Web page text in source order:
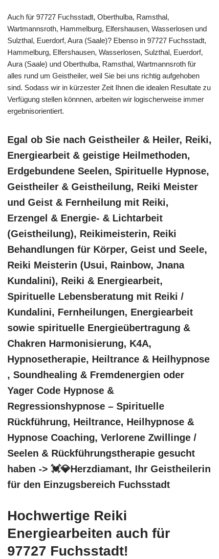
Auch für 97727 Fuchsstadt, Oberthulba, Ramsthal,
Wartmannsroth, Hammelburg, Elfershausen, Wasserlosen und
Sulzthal, Euerdorf, Aura (Saale)? Ebenso in 97727 Fuchsstadt,
Hammelburg, Elfershausen, Wasserlosen, Sulzthal, Euerdorf,
Aura (Saale) und Oberthulba, Ramsthal, Wartmannsroth für
alles rund um Geistheiler, weil Sie bei uns richtig aufgehoben
sind. Sodass wir in kürzester Zeit Ihnen die idealen Resultate zu
Verfügung stellen könnnen, arbeiten wir logischerweise immer
ergebnisorientiert.
Egal ob Sie nach Geistheiler & Heiler, Reiki,
Energiearbeit & geistige Heilmethoden,
Erdgebundene Seelen, Spirituelle Hypnose,
Geistheiler & Geistheilung, Reiki Meister
und Geist & Fernheilung mit Reiki,
Erzengel & Energie- & Lichtarbeit
(Geistheilung), Reikimeisterin, Reiki
Behandlungen für Körper, Geist und Seele,
Reiki Meisterin (Usui, Rainbow, Jnana
Kundalini), Reiki & Energiearbeit,
Spirituelle Lebensberatung mit Reiki /
Kundalini, Fernheilungen, Energiearbeit
sowie spirituelle Energieübertragung &
Chakren Harmonisierung, K4A,
Hypnosetherapie, Heiltrance & Heilhypnose
, Soundhealing & Fremdenergien oder
Yager Code Hypnose &
Regressionshypnose – Spirituelle
Rückführung, Heiltrance, Heilhypnose &
Hypnose Coaching, Verlorene Zwillinge /
Seelen & Rückführungstherapie gesucht
haben -> 💓️💎Herzdiamant, Ihr Geistheilerin
für den Einzugsbereich Fuchsstadt
Hochwertige Reiki
Energiearbeiten auch für
97727 Fuchsstadt!